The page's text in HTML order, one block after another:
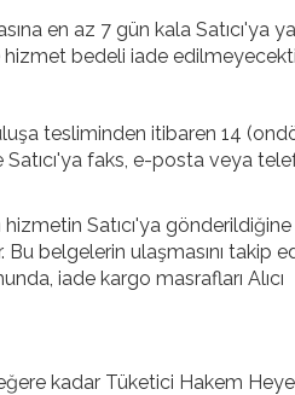
en az 7 gün kala Satıcı'ya
bedeli iade
tesliminden itibaren 14
Satıcı'ya faks, e-posta veya
hizmetin Satıcı'ya
belgelerin ulaşmasını takip
iade kargo masrafları Alıcı
kadar Tüketici Hakem